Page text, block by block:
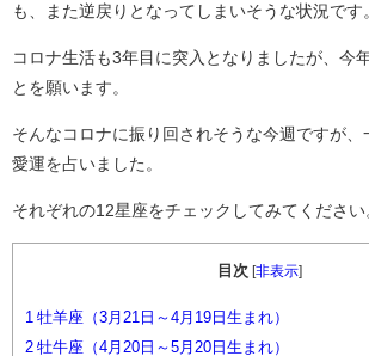
も、また逆戻りとなってしまいそうな状況です
コロナ生活も3年目に突入となりましたが、今
とを願います。
そんなコロナに振り回されそうな今週ですが
愛運を占いました。
それぞれの12星座をチェックしてみてください
目次 [非表示]
1 牡羊座（3月21日～4月19日生まれ）
2 牡牛座（4月20日～5月20日生まれ）